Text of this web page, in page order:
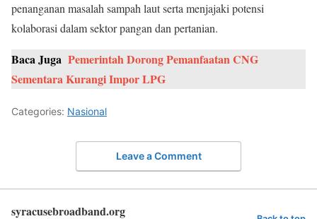
penanganan masalah sampah laut serta menjajaki potensi
kolaborasi dalam sektor pangan dan pertanian.
Baca Juga Pemerintah Dorong Pemanfaatan CNG
Sementara Kurangi Impor LPG
Categories: Nasional
Leave a Comment
syracusebroadband.org